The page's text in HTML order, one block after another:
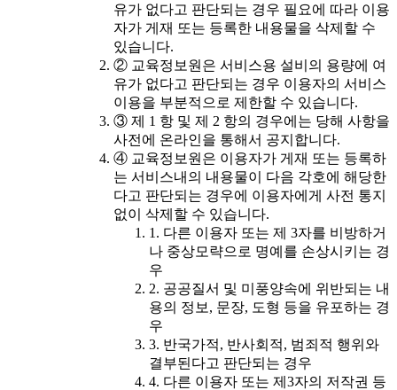
유가 없다고 판단되는 경우 필요에 따라 이용
자가 게재 또는 등록한 내용물을 삭제할 수
있습니다.
② 교육정보원은 서비스용 설비의 용량에 여
유가 없다고 판단되는 경우 이용자의 서비스
이용을 부분적으로 제한할 수 있습니다.
③ 제 1 항 및 제 2 항의 경우에는 당해 사항을
사전에 온라인을 통해서 공지합니다.
④ 교육정보원은 이용자가 게재 또는 등록하
는 서비스내의 내용물이 다음 각호에 해당한
다고 판단되는 경우에 이용자에게 사전 통지
없이 삭제할 수 있습니다.
1. 다른 이용자 또는 제 3자를 비방하거
나 중상모략으로 명예를 손상시키는 경
우
2. 공공질서 및 미풍양속에 위반되는 내
용의 정보, 문장, 도형 등을 유포하는 경
우
3. 반국가적, 반사회적, 범죄적 행위와
결부된다고 판단되는 경우
4. 다른 이용자 또는 제3자의 저작권 등